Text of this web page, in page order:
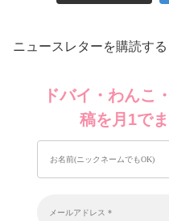
ニュースレターを購読する
ドバイ・わんこ
稿を月1で